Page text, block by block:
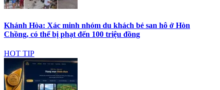
Khánh Hòa: Xác minh nhóm du khách bẻ san hô ở Hòn
Chồng, có thể bị phạt đến 100 triệu đồng
HOT TIP